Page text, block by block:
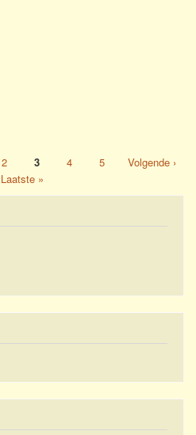
Pagina
2 Pagina
3 Pagina
4 Pagina
5
Volgende
Volgende ›
Laatste
pagina
Laatste »